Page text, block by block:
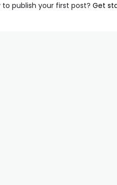
to publish your first post? Get